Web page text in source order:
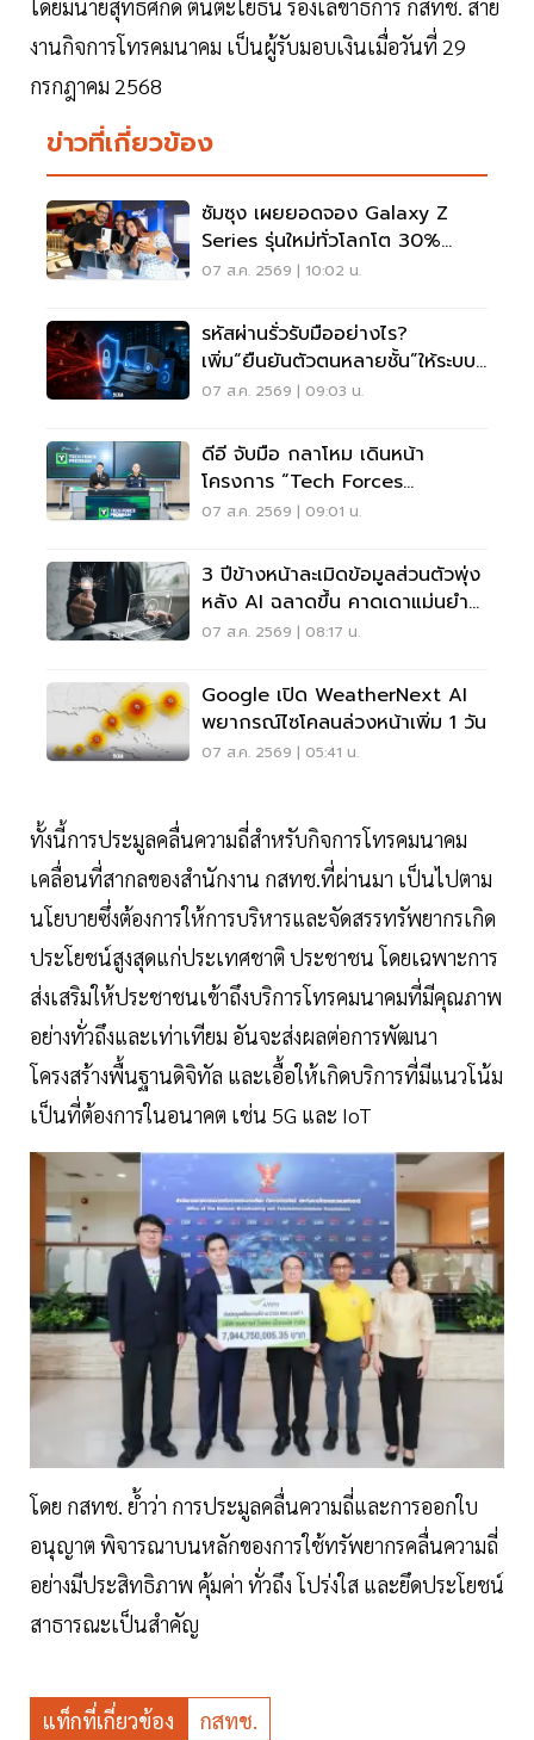
โดยมีนายสุทธิศักดิ์ ตันตะโยธิน รองเลขาธิการ กสทช. สาย
งานกิจการโทรคมนาคม เป็นผู้รับมอบเงินเมื่อวันที่ 29
กรกฎาคม 2568
ข่าวที่เกี่ยวข้อง
ซัมซุง เผยยอดจอง Galaxy Z
Series รุ่นใหม่ทั่วโลกโต 30%
เกาหลีใต้แตะ 1.44 ล้านเครื่อง
07 ส.ค. 2569 | 10:02 น.
รหัสผ่านรั่วรับมืออย่างไร?
เพิ่ม“ยืนยันตัวตนหลายชั้น”ให้ระบบ
เดิม ไม่ต้องรื้อใหม่
07 ส.ค. 2569 | 09:03 น.
ดีอี จับมือ กลาโหม เดินหน้า
โครงการ “Tech Forces
Program”
07 ส.ค. 2569 | 09:01 น.
3 ปีข้างหน้าละเมิดข้อมูลส่วนตัวพุ่ง
หลัง AI ฉลาดขึ้น คาดเดาแม่นยำ
กว่าเดิม
07 ส.ค. 2569 | 08:17 น.
Google เปิด WeatherNext AI
พยากรณ์ไซโคลนล่วงหน้าเพิ่ม 1 วัน
07 ส.ค. 2569 | 05:41 น.
ทั้งนี้การประมูลคลื่นความถี่สำหรับกิจการโทรคมนาคม
เคลื่อนที่สากลของสำนักงาน กสทช.ที่ผ่านมา เป็นไปตาม
นโยบายซึ่งต้องการให้การบริหารและจัดสรรทรัพยากรเกิด
ประโยชน์สูงสุดแก่ประเทศชาติ ประชาชน โดยเฉพาะการ
ส่งเสริมให้ประชาชนเข้าถึงบริการโทรคมนาคมที่มีคุณภาพ
อย่างทั่วถึงและเท่าเทียม อันจะส่งผลต่อการพัฒนา
โครงสร้างพื้นฐานดิจิทัล และเอื้อให้เกิดบริการที่มีแนวโน้ม
เป็นที่ต้องการในอนาคต เช่น 5G และ IoT
โดย กสทช. ย้ำว่า การประมูลคลื่นความถี่และการออกใบ
อนุญาต พิจารณาบนหลักของการใช้ทรัพยากรคลื่นความถี่
อย่างมีประสิทธิภาพ คุ้มค่า ทั่วถึง โปร่งใส และยึดประโยชน์
สาธารณะเป็นสำคัญ
แท็กที่เกี่ยวข้อง กสทช.